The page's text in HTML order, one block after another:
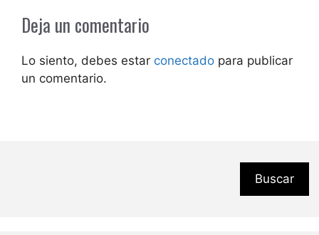
Deja un comentario
Lo siento, debes estar conectado para publicar
un comentario.
Buscar